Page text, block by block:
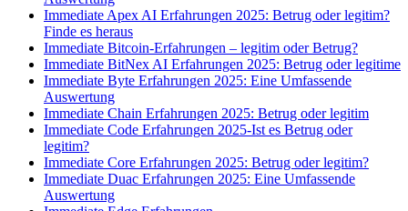
Immediate Apex AI Erfahrungen 2025: Betrug oder legitim?
Finde es heraus
Immediate Bitcoin-Erfahrungen – legitim oder Betrug?
Immediate BitNex AI Erfahrungen 2025: Betrug oder legitime
Immediate Byte Erfahrungen 2025: Eine Umfassende
Auswertung
Immediate Chain Erfahrungen 2025: Betrug oder legitim
Immediate Code Erfahrungen 2025-Ist es Betrug oder
legitim?
Immediate Core Erfahrungen 2025: Betrug oder legitim?
Immediate Duac Erfahrungen 2025: Eine Umfassende
Auswertung